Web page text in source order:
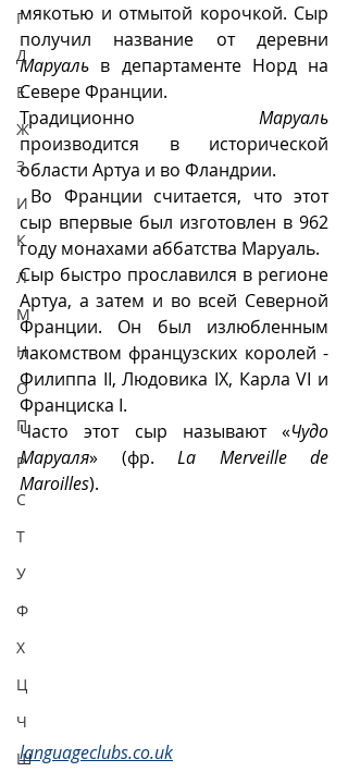
Г
Д
Е
Ж
З
И
К
Л
М
Н
О
П
Р
С
Т
У
Ф
Х
Ц
Ч
Ш
мякотью и отмытой корочкой. Сыр
Маруаль в департаменте Норд на
Севере Франции.
Традиционно Маруаль
производится в исторической
области Артуа и во Фландрии.
Во Франции считается, что этот
сыр впервые был изготовлен в 962
году монахами аббатства Маруаль.
Сыр быстро прославился в регионе
Артуа, а затем и во всей Северной
Франции. Он был излюбленным
лакомством французских королей -
Филиппа II, Людовика IX, Карла VI и
Франциска I.
Часто этот сыр называют «Чудо
Маруаля» (фр. La Merveille de
Maroilles).
languageclubs.co.uk